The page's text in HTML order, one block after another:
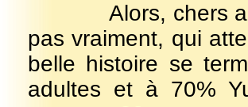
Alors, chers amis
pas vraiment, qui
belle histoire se
adultes et à 70%